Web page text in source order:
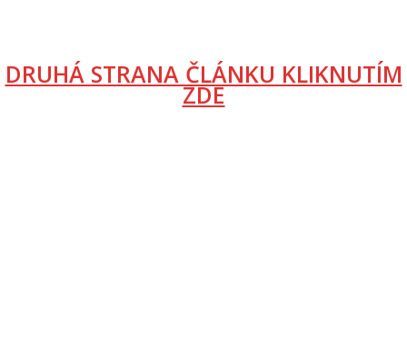
DRUHÁ STRANA ČLÁNKU KLIKNUTÍM
ZDE